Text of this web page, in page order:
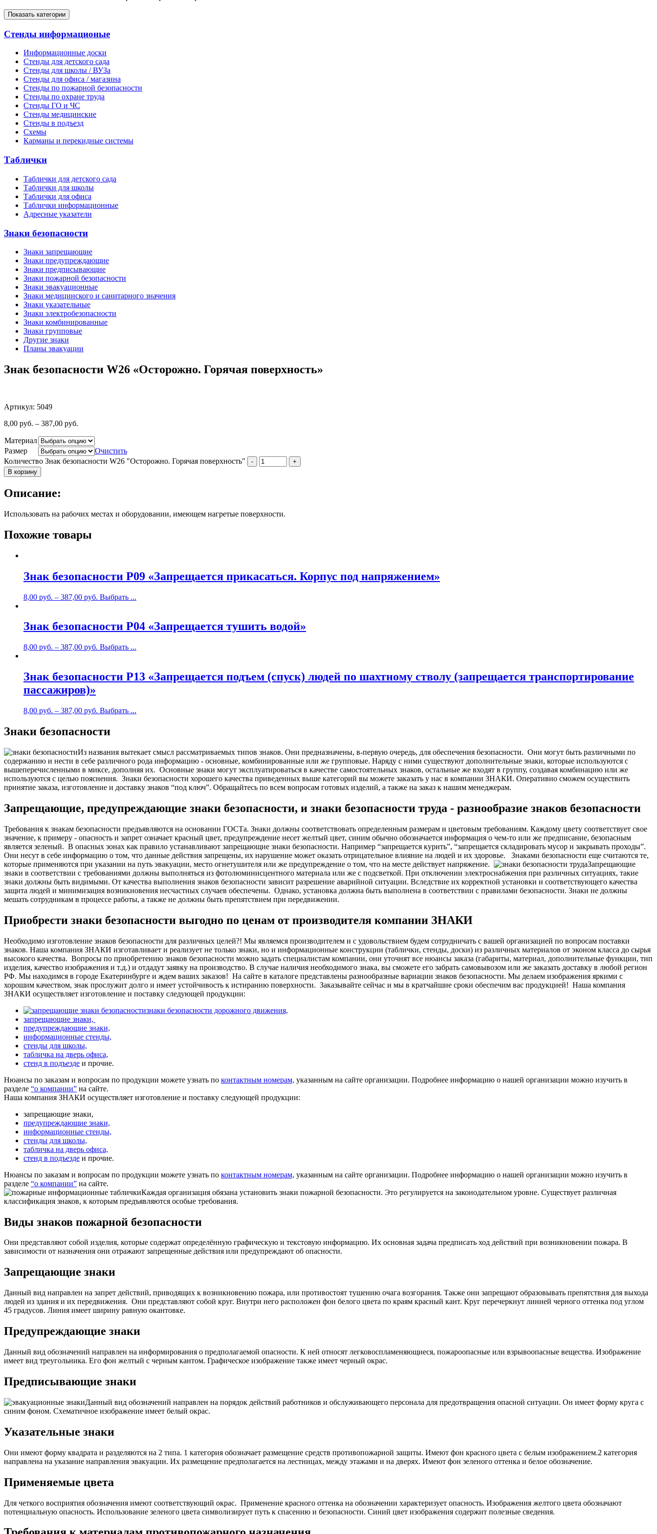
Показать категории
Стенды информационые
Информационные доски
Стенды для детского сада
Стенды для школы / ВУЗа
Стенды для офиса / магазина
Стенды по пожарной безопасности
Стенды по охране труда
Стенды ГО и ЧС
Стенды медицинские
Стенды в подъезд
Схемы
Карманы и перекидные системы
Таблички
Таблички для детского сада
Таблички для школы
Таблички для офиса
Таблички информационные
Адресные указатели
Знаки безопасности
Знаки запрещающие
Знаки предупреждающие
Знаки предписывающие
Знаки пожарной безопасности
Знаки эвакуационные
Знаки медицинского и санитарного значения
Знаки указательные
Знаки электробезопасности
Знаки комбинированные
Знаки групповые
Другие знаки
Планы эвакуации
Знак безопасности W26 «Осторожно. Горячая поверхность»
Артикул: 5049
8,00 руб. – 387,00 руб.
Материал
Размер
Очистить
Количество Знак безопасности W26 "Осторожно. Горячая поверхность"
-
+
В корзину
Описание:
Использовать на рабочих местах и оборудовании, имеющем нагретые поверхности.
Похожие товары
Знак безопасности P09 «Запрещается прикасаться. Корпус под напряжением»
8,00 руб. – 387,00 руб. Выбрать ...
Знак безопасности P04 «Запрещается тушить водой»
8,00 руб. – 387,00 руб. Выбрать ...
Знак безопасности P13 «Запрещается подъем (спуск) людей по шахтному стволу (запрещается транспортирование
пассажиров)»
8,00 руб. – 387,00 руб. Выбрать ...
Знаки безопасности
Из названия вытекает смысл рассматриваемых типов знаков. Они предназначены, в-первую очередь, для обеспечения безопасности. Они могут быть различными по
содержанию и нести в себе различного рода информацию - основные, комбинированные или же групповые. Наряду с ними существуют дополнительные знаки, которые используются с
вышеперечисленными в миксе, дополняя их. Основные знаки могут эксплуатироваться в качестве самостоятельных знаков, остальные же входят в группу, создавая комбинацию или же
используются с целью пояснения. Знаки безопасности хорошего качества приведенных выше категорий вы можете заказать у нас в компании ЗНАКИ. Оперативно сможем осуществить
принятие заказа, изготовление и доставку знаков “под ключ”. Обращайтесь по всем вопросам готовых изделий, а также на заказ к нашим менеджерам.
Запрещающие, предупреждающие знаки безопасности, и знаки безопасности труда - разнообразие знаков безопасности
Требования к знакам безопасности предъявляются на основании ГОСТа. Знаки должны соответствовать определенным размерам и цветовым требованиям. Каждому цвету соответствует свое
значение, к примеру - опасность и запрет означает красный цвет, предупреждение несет желтый цвет, синим обычно обозначается информация о чем-то или же предписание, безопасным
является зеленый. В опасных зонах как правило устанавливают запрещающие знаки безопасности. Например “запрещается курить”, “запрещается складировать мусор и закрывать проходы”.
Они несут в себе информацию о том, что данные действия запрещены, их нарушение может оказать отрицательное влияние на людей и их здоровье.
Знаками безопасности еще считаются те,
которые применяются при указании на путь эвакуации, место огнетушителя или же предупреждение о том, что на месте действует напряжение.
Запрещающие
знаки в соответствии с требованиями должны выполняться из фотолюминисцентного материала или же с подсветкой. При отключении электроснабжения при различных ситуациях, такие
знаки должны быть видимыми. От качества выполнения знаков безопасности зависит разрешение аварийной ситуации. Вследствие их корректной установки и соответствующего качества
защита людей и минимизация возникновения несчастных случаев обеспечены. Однако, установка должна быть выполнена в соответствии с правилами безопасности. Знаки не должны
мешать сотрудникам в процессе работы, а также не должны быть препятствием при передвижении.
Приобрести знаки безопасности выгодно по ценам от производителя компании ЗНАКИ
Необходимо изготовление знаков безопасности для различных целей?! Мы являемся производителем и с удовольствием будем сотрудничать с вашей организацией по вопросам поставки
знаков. Наша компания ЗНАКИ изготавливает и реализует не только знаки, но и информационные конструкции (таблички, стенды, доски) из различных материалов от эконом класса до сырья
высокого качества. Вопросы по приобретению знаков безопасности можно задать специалистам компании, они уточнят все нюансы заказа (габариты, материал, дополнительные функции, тип
изделия, качество изображения и т.д.) и отдадут заявку на производство. В случае наличия необходимого знака, вы сможете его забрать самовывозом или же заказать доставку в любой регион
РФ. Мы находимся в городе Екатеринбурге и ждем ваших заказов! На сайте в каталоге представлены разнообразные вариации знаков безопасности. Мы делаем изображения яркими с
хорошим качеством, знак прослужит долго и имеет устойчивость к истиранию поверхности. Заказывайте сейчас и мы в кратчайшие сроки обеспечим вас продукцией! Наша компания
ЗНАКИ осуществляет изготовление и поставку следующей продукции:
знаки безопасности дорожного движения,
запрещающие знаки,
предупреждающие знаки,
информационные стенды,
стенды для школы,
табличка на дверь офиса,
стенд в подъезде и прочие.
Нюансы по заказам и вопросам по продукции можете узнать по контактным номерам, указанным на сайте организации. Подробнее информацию о нашей организации можно изучить в
разделе “о компании” на сайте.
Наша компания ЗНАКИ осуществляет изготовление и поставку следующей продукции:
запрещающие знаки,
предупреждающие знаки,
информационные стенды,
стенды для школы,
табличка на дверь офиса,
стенд в подъезде и прочие.
Нюансы по заказам и вопросам по продукции можете узнать по контактным номерам, указанным на сайте организации. Подробнее информацию о нашей организации можно изучить в
разделе “о компании” на сайте.
Каждая организация обязана установить знаки пожарной безопасности. Это регулируется на законодательном уровне. Существует различная
классификация знаков, к которым предъявляются особые требования.
Виды знаков пожарной безопасности
Они представляют собой изделия, которые содержат определённую графическую и текстовую информацию. Их основная задача предписать ход действий при возникновении пожара. В
зависимости от назначения они отражают запрещенные действия или предупреждают об опасности.
Запрещающие знаки
Данный вид направлен на запрет действий, приводящих к возникновению пожара, или противостоят тушению очага возгорания. Также они запрещают образовывать препятствия для выхода
людей из здания и их передвижения. Они представляют собой круг. Внутри него расположен фон белого цвета по краям красный кант. Круг перечеркнут линией черного оттенка под углом
45 градусов. Линия имеет ширину равную окантовке.
Предупреждающие знаки
Данный вид обозначений направлен на информирования о предполагаемой опасности. К ней относят легковоспламеняющиеся, пожароопасные или взрывоопасные вещества. Изображение
имеет вид треугольника. Его фон желтый с черным кантом. Графическое изображение также имеет черный окрас.
Предписывающие знаки
Данный вид обозначений направлен на порядок действий работников и обслуживающего персонала для предотвращения опасной ситуации. Он имеет форму круга с
синим фоном. Схематичное изображение имеет белый окрас.
Указательные знаки
Они имеют форму квадрата и разделяются на 2 типа. 1 категория обозначает размещение средств противопожарной защиты. Имеют фон красного цвета с белым изображением.2 категория
направлена на указание направления эвакуации. Их размещение предполагается на лестницах, между этажами и на дверях. Имеют фон зеленого оттенка и белое обозначение.
Применяемые цвета
Для четкого восприятия обозначения имеют соответствующий окрас. Применение красного оттенка на обозначении характеризует опасность. Изображения желтого цвета обозначают
потенциальную опасность. Использование зеленого цвета символизирует путь к спасению и безопасности. Синий цвет изображения содержит полезные сведения.